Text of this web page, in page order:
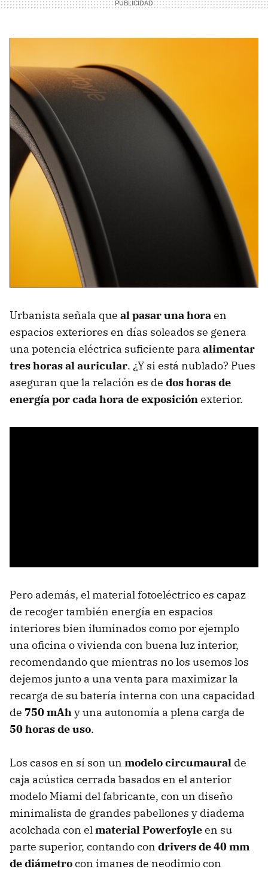
Urbanista señala que al pasar una horaen
espacios exteriores en días soleados se genera
una potencia eléctrica suficiente para alimentar
tres horas al auricular. ¿Y si está nublado? Pues
aseguran que la relación es de dos horas de
energía por cada hora de exposiciónexterior.
Pero además, el material fotoeléctrico es capaz
de recoger también energía en espacios
interiores bien iluminados como por ejemplo
una oficina o vivienda con buena luz interior,
recomendando que mientras no los usemos los
dejemos junto a una venta para maximizar la
recarga de su batería interna con una capacidad
de 750 mAhy una autonomía a plena carga de
50 horas de uso.
Los casos en sí son un modelo circumaural de
caja acústica cerrada basados en el anterior
modelo Miami del fabricante, con un diseño
minimalista de grandes pabellones y diadema
acolchada con elmaterial Powerfoyleen su
parte superior, contando con drivers de 40 mm
de diámetrocon imanes de neodimio con